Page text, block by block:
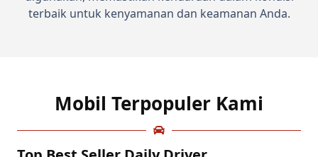
terbaik untuk kenyamanan dan keamanan Anda.
Mobil Terpopuler Kami